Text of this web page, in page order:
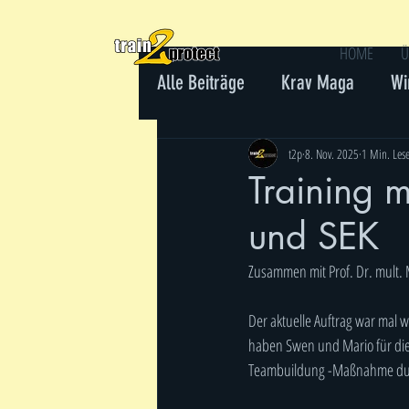
HOME
Alle Beiträge Krav Maga
Gewaltprävention
Training
und SEK
t2p8. Nov. 2025 1 Min.
Zusammen mit Prof. Dr.
Der aktuelle Auftrag war mal
haben Swen und Mario für
Teambuildung -Maßnahme